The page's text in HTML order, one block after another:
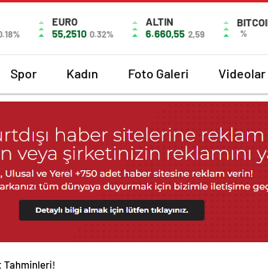
EURO
55,2510 0.32%
ALTIN
6.660,55 2,59 %
Spor Kadın Foto Galeri Videolar
Tahminleri!